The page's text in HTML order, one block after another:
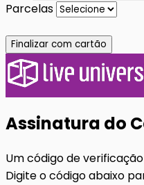
Parcelas
Finalizar com cartão
Assinatura do
Um código de
Digite o código abaixo